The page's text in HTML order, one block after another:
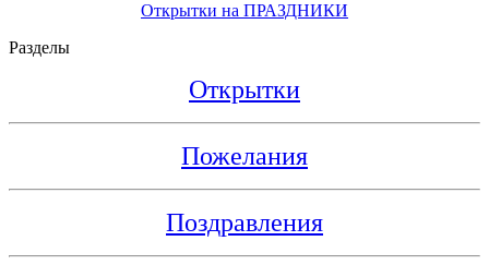
Открытки на ПРАЗДНИКИ
Разделы
Открытки
Пожелания
Поздравления